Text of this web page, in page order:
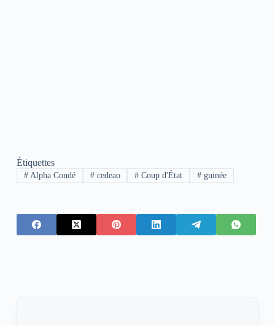
Étiquettes
#Alpha Condé #cedeao # Coup d'État # guinée